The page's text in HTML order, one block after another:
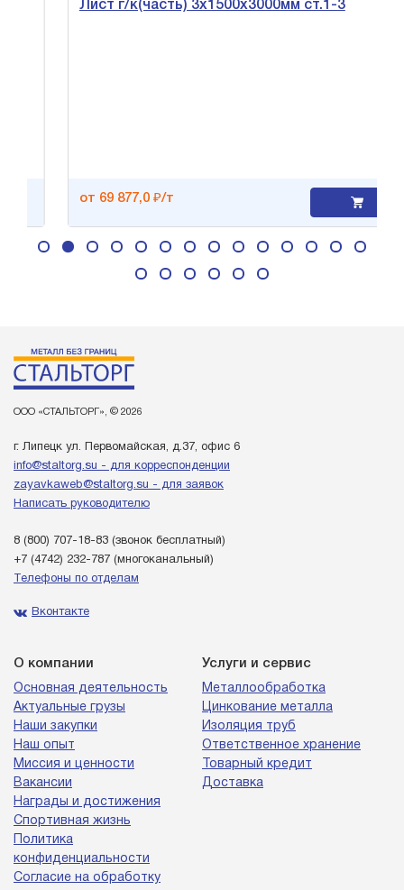
Лист г/к(часть) 3х1500х3000мм ст.1-3
от 69 877,0 ₽/т
ООО «СТАЛЬТОРГ», © 2026
г. Липецк ул. Первомайская, д.37, офис 6
info@staltorg.su - для корреспонденции
zayavkaweb@staltorg.su - для заявок
Написать руководителю
8 (800) 707-18-83 (звонок бесплатный)
+7 (4742) 232-787 (многоканальный)
Телефоны по отделам
Вконтакте
О компании
Основная деятельность
Актуальные грузы
Наши закупки
Наш опыт
Миссия и ценности
Вакансии
Награды и достижения
Спортивная жизнь
Политика
конфиденциальности
Согласие на обработку
Услуги и сервис
Металлообработка
Цинкование металла
Изоляция труб
Ответственное хранение
Товарный кредит
Доставка